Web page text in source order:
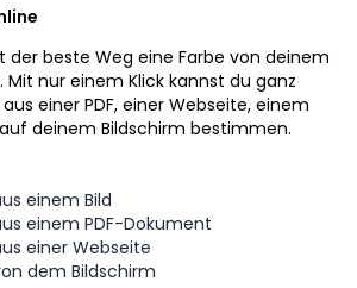
der beste Weg eine Farbe von deinem
Mit nur einem Klick kannst du ganz
einer PDF, einer Webseite, einem
deinem Bildschirm bestimmen.
einem Bild
einem PDF-Dokument
einer Webseite
dem Bildschirm